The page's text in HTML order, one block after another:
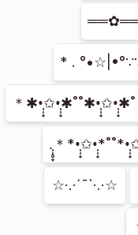
* .
＊✱•̩̩͙✩•̩̩͙✱˚˚✱•̩̩͙✩•̩̩͙✱˚
.̩̩̥͙＊
☆·.·´¯`·.·☆